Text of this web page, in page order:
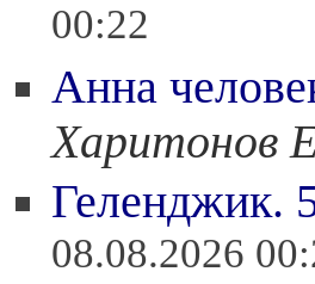
00:22
Анна
Харитонов
Геленджик.
08.08.2026